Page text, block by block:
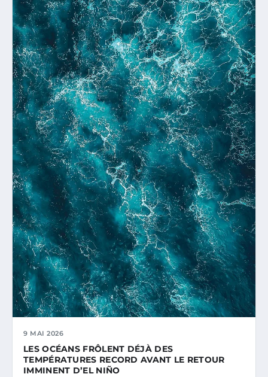
9 MAI 2026
LES OCÉANS FRÔLENT DÉJÀ DES
TEMPÉRATURES RECORD AVANT LE RETOUR
IMMINENT D’EL NIÑO